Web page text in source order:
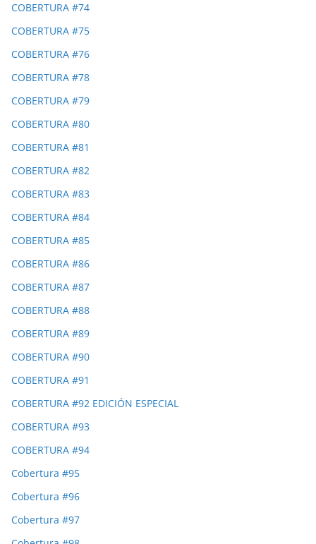
COBERTURA #74
COBERTURA #75
COBERTURA #76
COBERTURA #78
COBERTURA #79
COBERTURA #80
COBERTURA #81
COBERTURA #82
COBERTURA #83
COBERTURA #84
COBERTURA #85
COBERTURA #86
COBERTURA #87
COBERTURA #88
COBERTURA #89
COBERTURA #90
COBERTURA #91
COBERTURA #92 EDICIÓN ESPECIAL
COBERTURA #93
COBERTURA #94
Cobertura #95
Cobertura #96
Cobertura #97